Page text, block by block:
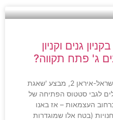
גנים וקניון
ג' פתח תקווה?
על רקע היום השלישי למלחמת ישראל-איראן 2, מבצע 'שאגת
לגבי סטטוס הפתיחה של
העצמאות – אז באנו
(בטח אלו שמוגדרות